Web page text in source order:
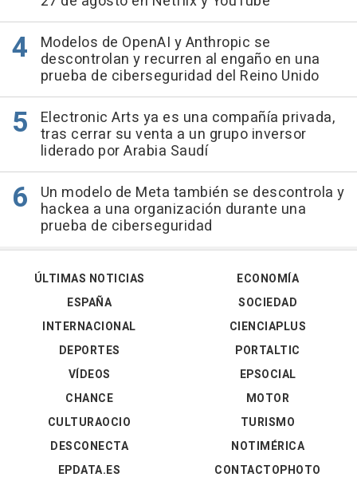
Modelos de OpenAI y Anthropic se
descontrolan y recurren al engaño en una
prueba de ciberseguridad del Reino Unido
Electronic Arts ya es una compañía privada,
tras cerrar su venta a un grupo inversor
liderado por Arabia Saudí
Un modelo de Meta también se descontrola y
hackea a una organización durante una
prueba de ciberseguridad
ÚLTIMAS NOTICIAS
ESPAÑA
INTERNACIONAL
DEPORTES
VÍDEOS
ECONOMÍA
SOCIEDAD
CIENCIAPLUS
PORTALTIC
EPSOCIAL
CHANCE
CULTURAOCIO
DESCONECTA
EPDATA.ES
MOTOR
TURISMO
NOTIMÉRICA
CONTACTOPHOTO